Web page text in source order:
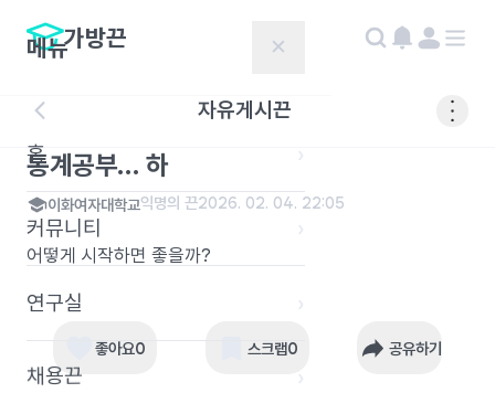
가방끈
메뉴 ✕
홈 ›
커뮤니티 ›
연구실 ›
채용끈 ›
자유게시끈
통계공부… 하
이화여자대학교익명의 끈2026. 02. 04. 22:05
어떻게 시작하면 좋을까?
좋아요0 스크랩0 공유하기